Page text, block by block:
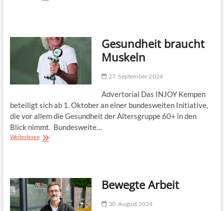
die
Gesundheit
Gesundheit braucht
Muskeln
27. September 2024
Advertorial Das INJOY Kempen
beteiligt sich ab 1. Oktober an einer bundesweiten Initiative,
die vor allem die Gesundheit der Altersgruppe 60+ in den
Blick nimmt. Bundesweite…
WeiterlesenGesundheit braucht
Bewegte Arbeit
30. August 2024